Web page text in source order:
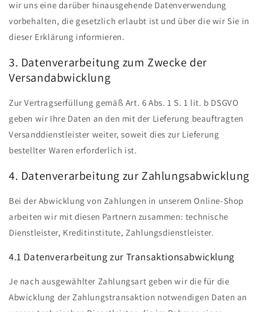
wir uns eine darüber hinausgehende Datenverwendung
vorbehalten, die gesetzlich erlaubt ist und über die wir Sie in
dieser Erklärung informieren.
3. Datenverarbeitung zum Zwecke der
Versandabwicklung
Zur Vertragserfüllung gemäß Art. 6 Abs. 1 S. 1 lit. b DSGVO
geben wir Ihre Daten an den mit der Lieferung beauftragten
Versanddienstleister weiter, soweit dies zur Lieferung
bestellter Waren erforderlich ist.
4. Datenverarbeitung zur Zahlungsabwicklung
Bei der Abwicklung von Zahlungen in unserem Online-Shop
arbeiten wir mit diesen Partnern zusammen: technische
Dienstleister, Kreditinstitute, Zahlungsdienstleister.
4.1 Datenverarbeitung zur Transaktionsabwicklung
Je nach ausgewählter Zahlungsart geben wir die für die
Abwicklung der Zahlungstransaktion notwendigen Daten an